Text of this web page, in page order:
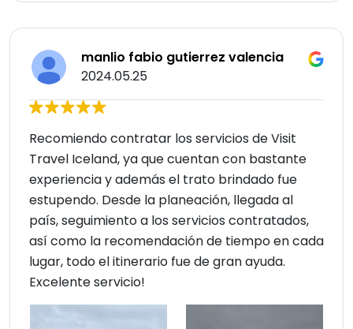
manlio fabio gutierrez valencia
2024.05.25
Recomiendo contratar los servicios de Visit
Travel Iceland, ya que cuentan con bastante
experiencia y además el trato brindado fue
estupendo. Desde la planeación, llegada al
país, seguimiento a los servicios contratados,
así como la recomendación de tiempo en cada
lugar, todo el itinerario fue de gran ayuda.
Excelente servicio!